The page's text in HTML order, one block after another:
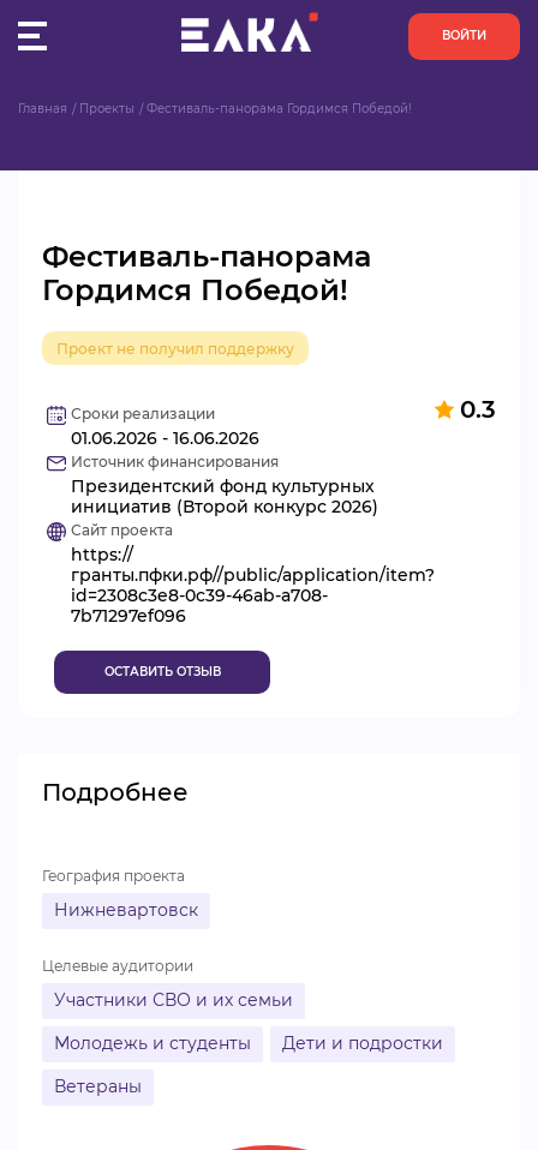
ВОЙТИ
ОРГАНИЗАЦИИ
АНАЛИТИКА
БАЗА ЗНАНИЙ
ВИДЕОКУРСЫ
ВОЙТИ
Главная Проекты Фестиваль-панорама Гордимся Победой!
Фестиваль-панорама
Гордимся Победой!
Проект не получил поддержку
0.3
Сроки реализации
01.06.2026 - 16.06.2026
Источник финансирования
Президентский фонд культурных
инициатив (Второй конкурс 2026)
Сайт проекта
https://
гранты.пфки.рф//public/application/item?
id=2308c3e8-0c39-46ab-a708-
7b71297ef096
ОСТАВИТЬ ОТЗЫВ
Подробнее
География проекта
Нижневартовск
Целевые аудитории
Участники СВО и их семьи
Молодежь и студенты
Дети и подростки
Ветераны